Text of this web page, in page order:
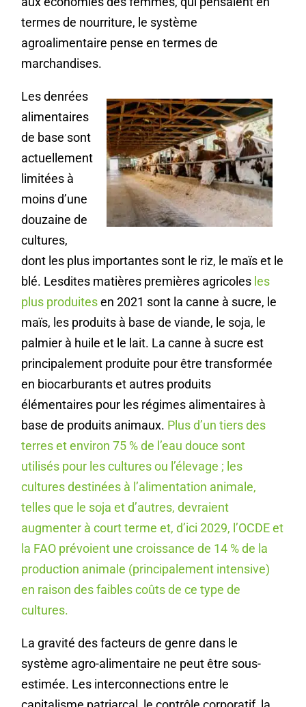
termes de nourriture, le système
agroalimentaire pense en termes de
marchandises.
Les denrées
alimentaires
de base sont
actuellement
limitées à
moins d’une
douzaine de
cultures,
dont les plus importantes sont le riz, le maïs et le
blé. Lesdites matières premières agricoles les
plus produitesen 2021 sont la canne à sucre, le
maïs, les produits à base de viande, le soja, le
palmier à huile et le lait. La canne à sucre est
principalement produite pour être transformée
en biocarburants et autres produits
élémentaires pour les régimes alimentaires à
base de produits animaux. Plus d’un tiers des
terres et environ 75 % de l’eau douce sont
utilisés pour les cultures ou l’élevage ; les
cultures destinées à l’alimentation animale,
telles que le soja et d’autres, devraient
augmenter à court terme et, d’ici 2029, l’OCDE et
la FAO prévoient une croissance de 14 % de la
production animale (principalement intensive)
en raison des faibles coûts de ce type de
cultures.
La gravité des facteurs de genre dans le
système agro-alimentaire ne peut être sous-
estimée. Les interconnections entre le